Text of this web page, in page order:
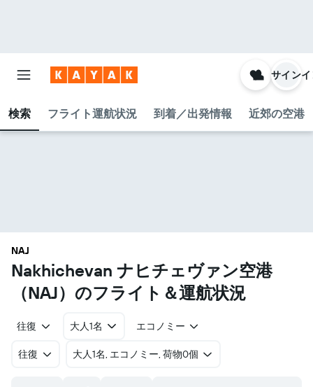
検索 フライト運航状況 到着／出発情報 近郊の空港
サイン
NAJ
Nakhichevan ナヒチェヴァン空港​
（NAJ​）のフライト＆運航状況
往復 大人1名 エコノミー
往復 ​大人1名, エコノミー, 荷物0個